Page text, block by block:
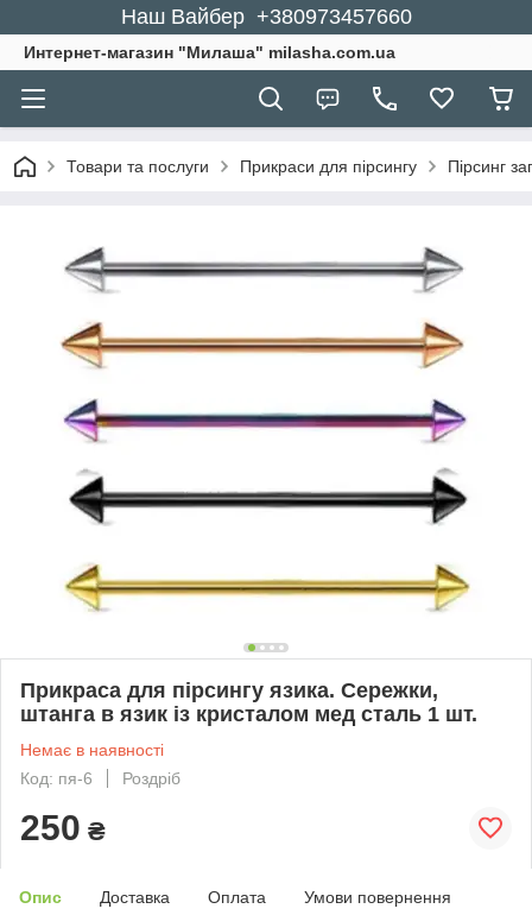
Наш Вайбер +380973457660
Интернет-магазин "Милаша" milasha.com.ua
Товари та послуги Прикраси для пірсингу Пірсинг
Прикраса для пірсингу язика. Сережки,
штанга в язик із кристалом мед сталь 1 шт.
Немає в наявності
Код: пя-6
Роздріб
250 ₴
Опис Доставка Оплата Умови повернення